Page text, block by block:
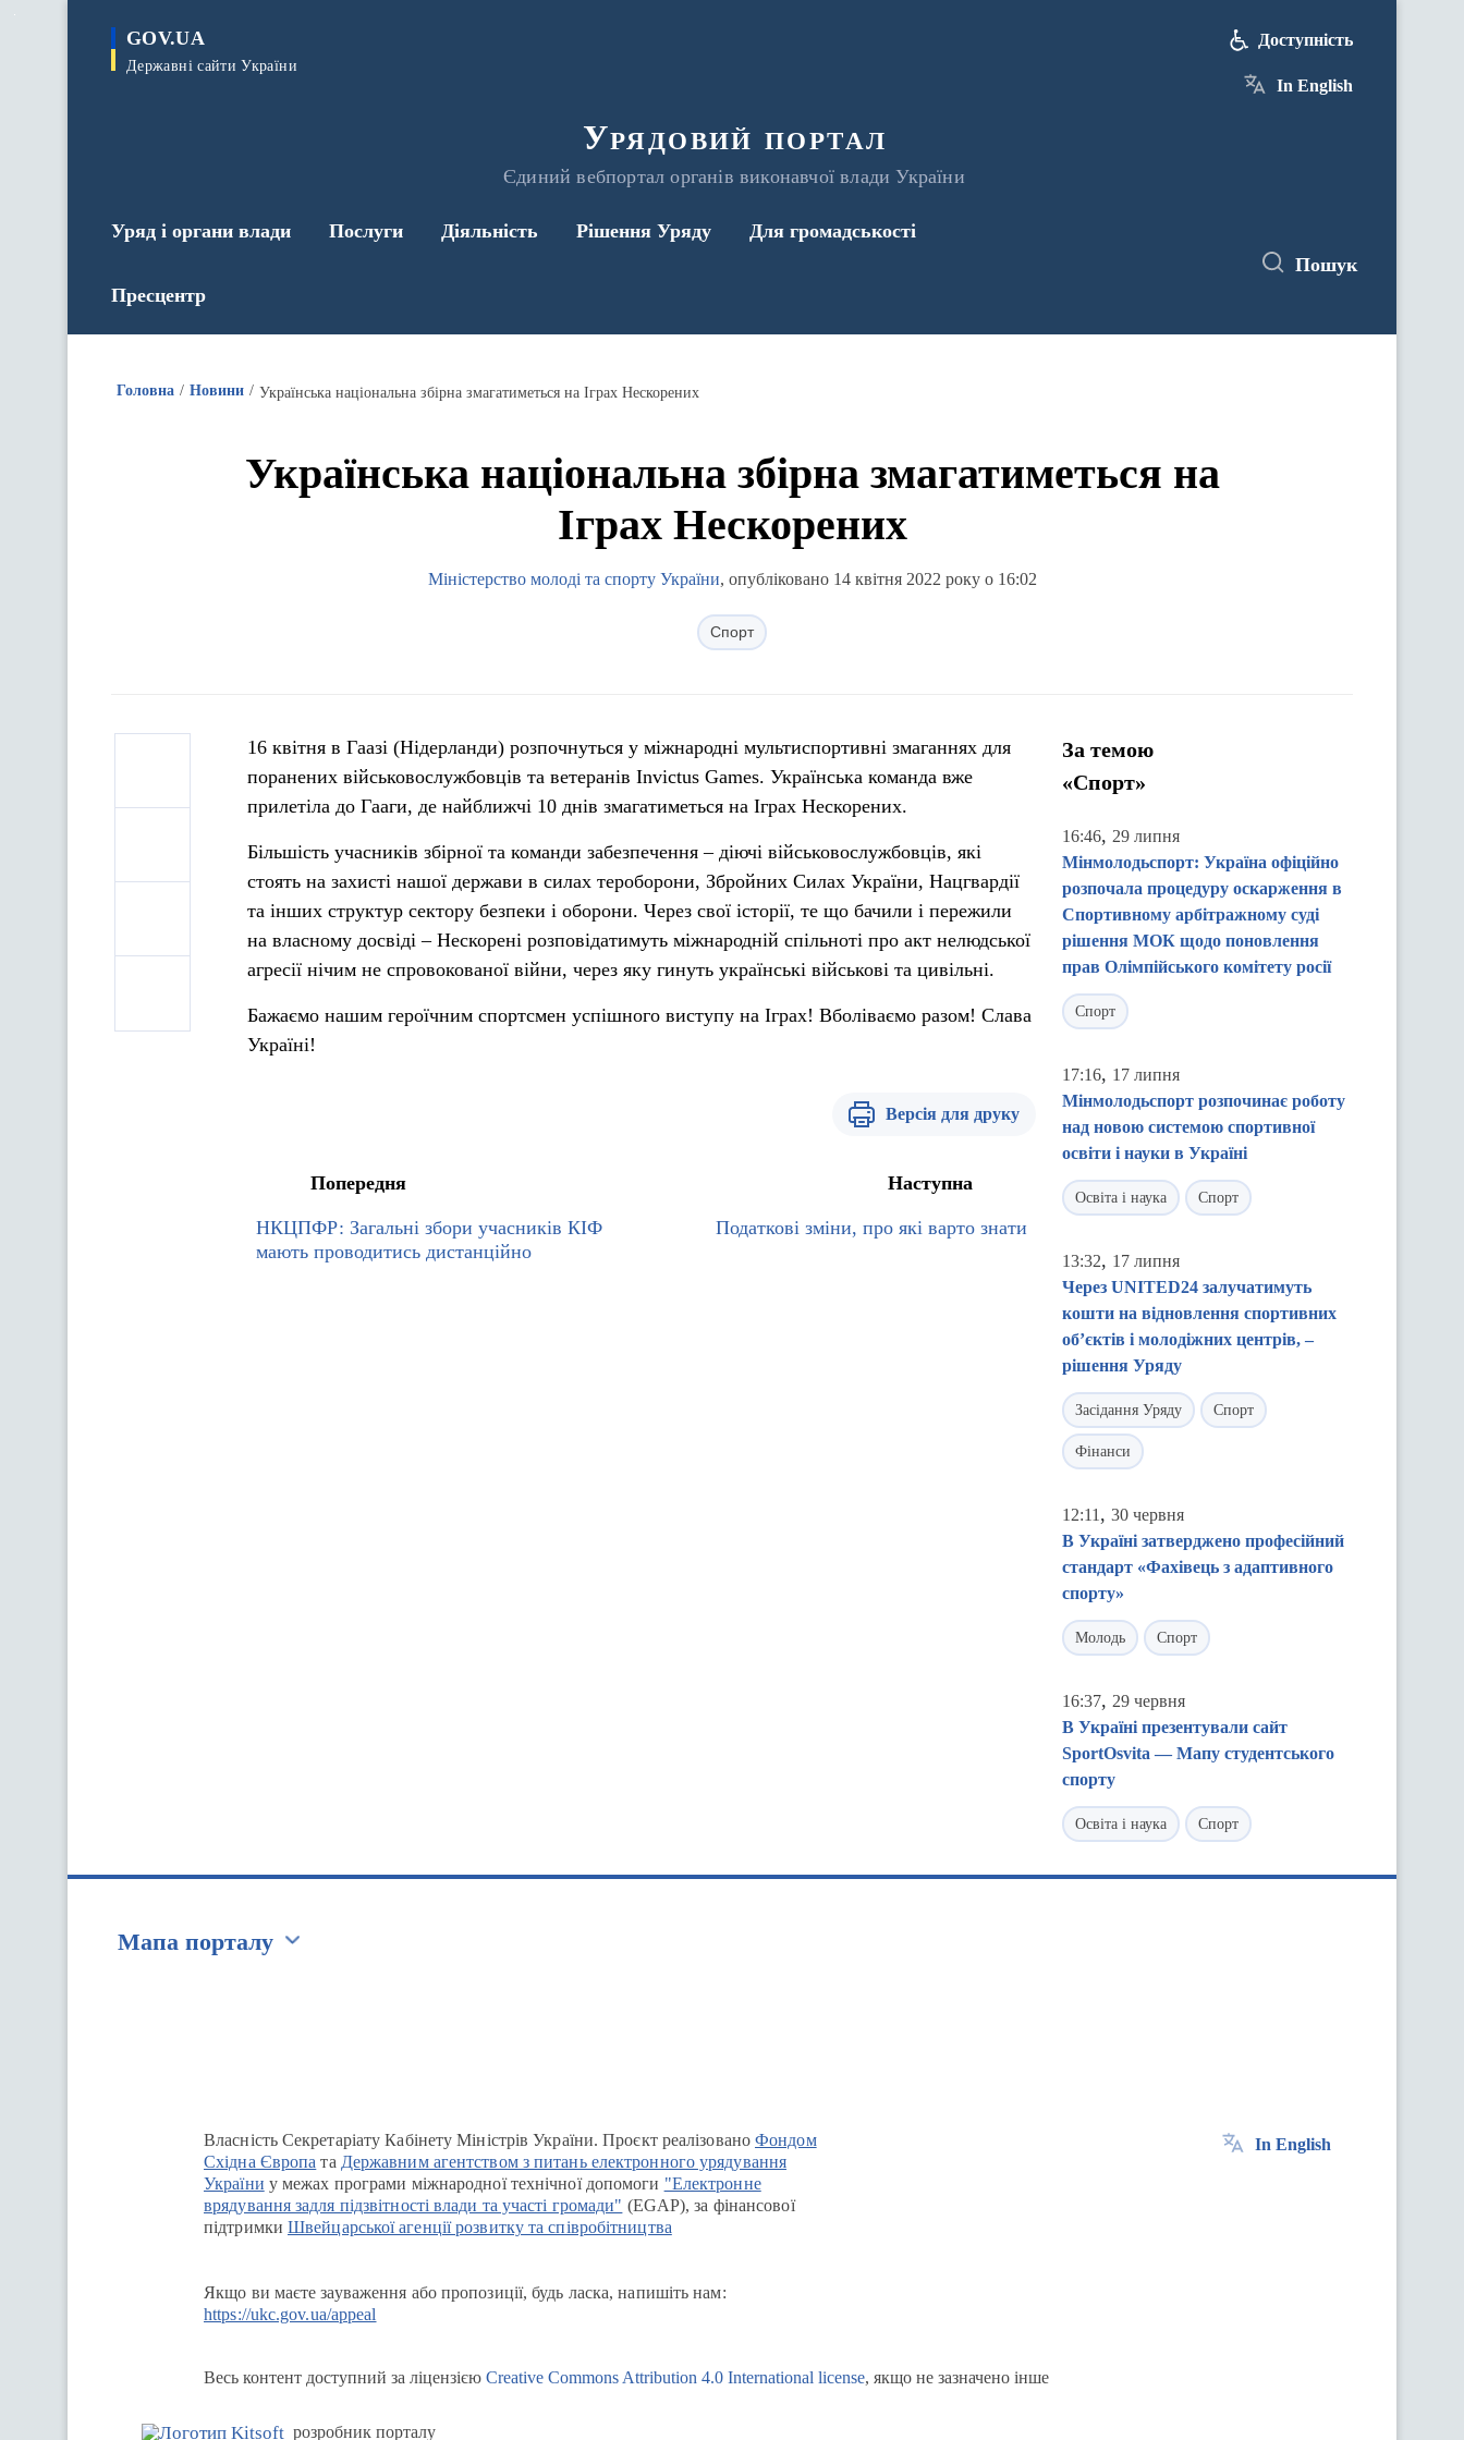
GOV.UA
Державні сайти України
Урядовий портал
Єдиний вебпортал органів виконавчої влади України
Доступність
In English
Уряд і органи влади Послуги Діяльність Рішення Уряду Для громадськості
Пресцентр
Пошук
Головна Новини Українська національна збірна змагатиметься на Іграх Нескорених
Українська національна збірна змагатиметься на
Іграх Нескорених
Міністерство молоді та спорту України, опубліковано 14 квітня 2022 року о 16:02
Спорт
16 квітня в Гаазі (Нідерланди) розпочнуться у міжнародні мультиспортивні змаганнях для
поранених військовослужбовців та ветеранів Invictus Games. Українська команда вже
прилетіла до Гааги, де найближчі 10 днів змагатиметься на Іграх Нескорених.
Більшість учасників збірної та команди забезпечення – діючі військовослужбовців, які
стоять на захисті нашої держави в силах тероборони, Збройних Силах України, Нацгвардії
та інших структур сектору безпеки і оборони. Через свої історії, те що бачили і пережили
на власному досвіді – Нескорені розповідатимуть міжнародній спільноті про акт нелюдської
агресії нічим не спровокованої війни, через яку гинуть українські військові та цивільні.
Бажаємо нашим героїчним спортсмен успішного виступу на Іграх! Вболіваємо разом! Слава
Україні!
Версія для друку
Попередня
НКЦПФР: Загальні збори учасників КІФ
мають проводитись дистанційно
Наступна
Податкові зміни, про які варто знати
За темою
«Спорт»
16:46, 29 липня
Мінмолодьспорт: Україна офіційно
розпочала процедуру оскарження в
Спортивному арбітражному суді
рішення МОК щодо поновлення
прав Олімпійського комітету росії
Спорт
17:16, 17 липня
Мінмолодьспорт розпочинає роботу
над новою системою спортивної
освіти і науки в Україні
Освіта і наука Спорт
13:32, 17 липня
Через UNITED24 залучатимуть
кошти на відновлення спортивних
об’єктів і молодіжних центрів, –
рішення Уряду
Засідання Уряду Спорт
Фінанси
12:11 , 30 червня
В Україні затверджено професійний
стандарт «Фахівець з адаптивного
спорту»
Молодь Спорт
16:37, 29 червня
В Україні презентували сайт
SportOsvita — Мапу студентського
спорту
Освіта і наука Спорт
Мапа порталу
Власність Секретаріату Кабінету Міністрів України. Проєкт реалізованоФондом
Східна Європа та Державним агентством з питань електронного урядування
України у межах програми міжнародної технічної допомоги "Електронне
врядування задля підзвітності влади та участі громади" (EGAP), за фінансової
підтримки Швейцарської агенції розвитку та співробітництва
Якщо ви маєте зауваження або пропозиції, будь ласка, напишіть нам:
https://ukc.gov.ua/appeal
In English
Весь контент доступний за ліцензією Creative Commons Attribution 4.0 International license, якщо не зазначено інше
розробник порталу